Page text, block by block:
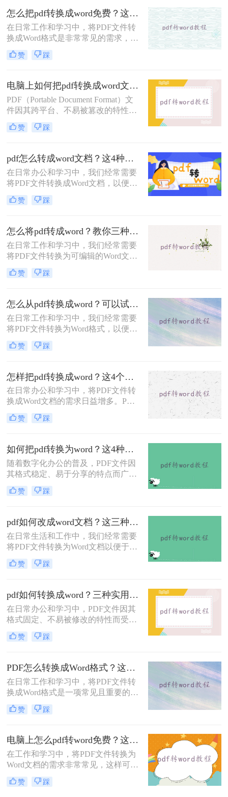
文档。那么pdf怎么免费转换成word文
档呢？本文将介绍三种免费将PDF转
换为Word文档的方法。
怎么把pdf转换成word免费？这3个方法可以一试！
在日常工作和学习中，将PDF文件转
换成Word格式是非常常见的需求，尤
其是在需要编辑和修改文档内容时。
那么怎么把pdf转换成word免费呢？本
助您轻松完成PDF到Word的转换。
赞 踩
电脑上如何把pdf转换成word文档？试试这三个实用方法！
PDF（Portable Document Format）文
件因其跨平台、不易被篡改的特性而
广受欢迎，但在某些情况下，我们可
能需要将其转换为可编辑的Word文
文档呢？本文将介绍三种在电脑上将
PDF转换为Word文档的方法。
赞 踩
pdf怎么转成word文档？这4种方法操作起来很简单！
在日常办公和学习中，我们经常需要
将PDF文件转换成Word文档，以便进
行编辑、修改或进一步处理。那么
PDF怎么转成Word文档呢？本文将介
方法，帮助你轻松完成PDF到Word的
转换。
赞 踩
怎么将pdf转成word？教你三种方法转换！
在日常工作和学习中，我们经常需要
将PDF文件转换为可编辑的Word文
档，以便进行修改、编辑或进一步处
理。那么怎么将PDF转成Word呢？本
效方法，帮助你轻松完成PDF到Word
的转换。
赞 踩
怎么从pdf转换成word？可以试试这三个方法！
在日常工作和学习中，我们经常需要
将PDF文件转换为Word格式，以便于
编辑和修改。那么怎么从pdf转换成
word呢？本文将介绍三种将PDF转换
和适用场景，您可以根据自己的需求
选择最合适的方式。
赞 踩
怎样把pdf转换成word？这4个转换方法快收藏起来！
在日常办公和学习中，将PDF文件转
换成Word文档的需求日益增多。PDF
文件因其不易被编辑和修改的特性而
广受青睐，但在某些情况下，我们可
步的编辑和修改。那么怎样把PDF转
换成Word呢？本文将介绍四种将PDF
转换成Word的方法，旨在帮助用户快
速、准确地完成PDF到Word的转换。
赞 踩
如何把pdf转换为word？这4种转换方法快来看！
随着数字化办公的普及，PDF文件因
其格式稳定、易于分享的特点而广泛
应用于各类文档的保存与传输。然
而，在需要对PDF文档进行编辑时，
首选。那么如何把pdf转换为word呢？
本文将介绍四种将PDF转换为Word的
方法。
赞 踩
pdf如何改成word文档？这三种方法快来尝试下吧 ！
在日常生活和工作中，我们经常需要
将PDF文件转换为Word文档以便于编
辑和修改。那么pdf如何改成word文档
呢？本文将介绍三种常用的方法来实
赞 踩
pdf如何转换成word？三种实用方法教会你！
在日常办公和学习中，PDF文件因其
格式固定、不易被修改的特性而受到
广泛应用。然而，当需要编辑或修改
PDF文件内容时，将其转换为Word文
何转换成word呢？本文将介绍三种将
PDF转换成Word的方法。
赞 踩
PDF怎么转换成Word格式？这四种方法分享给你！
在日常工作和学习中，将PDF文件转
换成Word格式是一项常见且重要的任
务。Word文档因其编辑灵活性和兼容
性而广受欢迎，特别是在需要修改或
转换成Word格式呢？本文将介绍四种
将PDF转换成Word格式的方法。
赞 踩
电脑上怎么pdf转word免费？这三个方法分享给大家！
在工作和学习中，将PDF文件转换为
Word文档的需求非常常见，这样可以
方便地编辑和修改文档内容。那么电
脑上怎么PDF转Word免费呢？本文将
赞 踩